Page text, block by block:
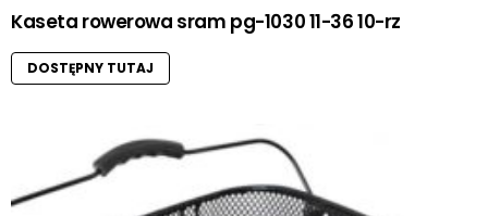
Kaseta rowerowa sram pg-1030 11-36 10-rz
DOSTĘPNY TUTAJ